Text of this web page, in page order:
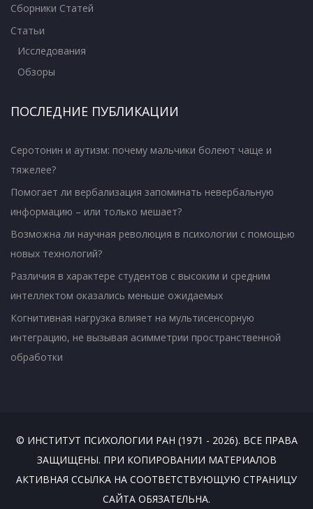
Сборники Статей
Статьи
Исследования
Обзоры
ПОСЛЕДНИЕ ПУБЛИКАЦИИ
Серотонин и аутизм: почему мальчики болеют чаще и
тяжелее?
Помогает ли вербализация запоминать невербальную
информацию – или только мешает?
Возможна ли научная революция в психологии с помощью
новых технологий?
Различия в характере студентов с высоким и средним
интеллектом оказались меньше ожидаемых
Когнитивная нагрузка влияет на мультисенсорную
интеграцию, не вызывая асимметрии пространственной
обработки
© ИНСТИТУТ ПСИХОЛОГИИ РАН (1971 - 2026). ВСЕ ПРАВА
ЗАЩИЩЕНЫ. ПРИ КОПИРОВАНИИ МАТЕРИАЛОВ
АКТИВНАЯ ССЫЛКА НА СООТВЕТСТВУЮЩУЮ СТРАНИЦУ
САЙТА ОБЯЗАТЕЛЬНА.